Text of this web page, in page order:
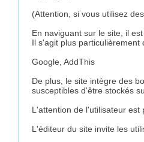
(Attention, si vous utilisez
En naviguant sur le site, il
Il s'agit plus
Google, AddThis
De plus, le site intègre des
susceptibles d'être stockés
L'attention de l'utilisateur est
L'éditeur du site invite les